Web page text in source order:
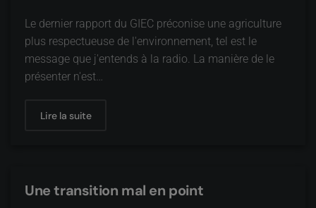
Le dernier rapport du GIEC préconise une agriculture
plus respectueuse de l'environnement, tel est le
message que j'entends à la radio. La manière de le
présenter n'est…
Lire la suite
Une transition mal en point